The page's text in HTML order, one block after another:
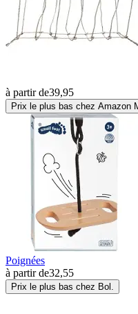
à partir de39,95
Prix le plus bas chez Amazon
Poignées
à partir de32,55
Prix le plus bas chez Bol.